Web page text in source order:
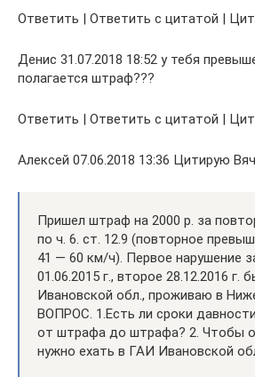
Ответить | Ответить с цитатой |
Денис 31.07.2018 18:52 у тебя
полагается штраф???
Ответить | Ответить с цитатой |
Алексей 07.06.2018 13:36 Цитирую
Пришел штраф на 2000 р. за
по ч. 6. ст. 12.9 (повторное
41 — 60 км/ч). Первое нарушение
01.06.2015 г., второе 28.12.2016 г.
Ивановской обл., проживаю в
ВОПРОС. 1.Есть ли сроки
от штрафа до штрафа? 2. Чтобы
нужно ехать в ГАИ Ивановской